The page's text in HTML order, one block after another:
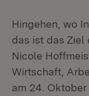
Hingehen, wo
das ist das Ziel
Nicole
Wirtschaft,
am 24.